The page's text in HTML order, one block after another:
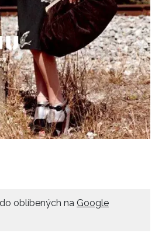
oblíbených na Google